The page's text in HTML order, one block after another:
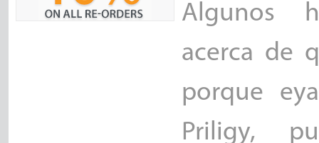
Algunos
acerca de
porque
Priligy,